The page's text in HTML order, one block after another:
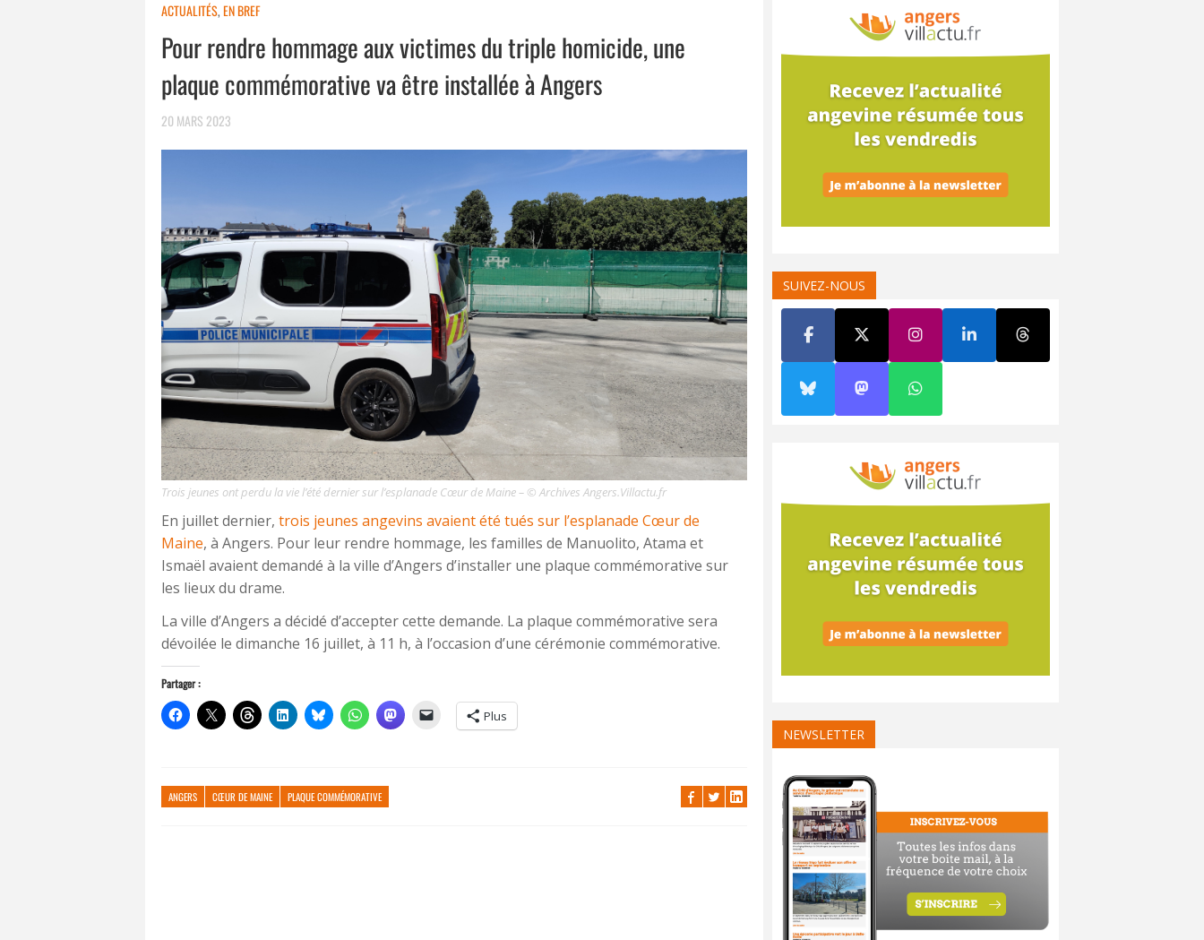
ACTUALITÉS,EN BREF
Pour rendre hommage aux victimes du triple homicide, une
plaque commémorative va être installée à Angers
20 MARS 2023
Trois jeunes ont perdu la vie l’été dernier sur l’esplanade Cœur de Maine – © Archives Angers.Villactu.fr
En juillet dernier, trois jeunes angevins avaient été tués sur l’esplanade Cœur de
Maine, à Angers. Pour leur rendre hommage, les familles de Manuolito, Atama et
Ismaël avaient demandé à la ville d’Angers d’installer une plaque commémorative sur
les lieux du drame.
La ville d’Angers a décidé d’accepter cette demande. La plaque commémorative sera
dévoilée le dimanche 16 juillet, à 11 h, à l’occasion d’une cérémonie commémorative.
Partager :
Plus
ANGERS CŒUR DE MAINE PLAQUE COMMÉMORATIVE
SUIVEZ-NOUS
NEWSLETTER